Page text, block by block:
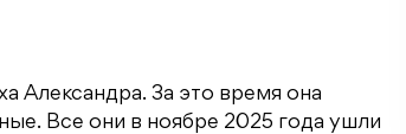
Александра. За это время она
Все они в ноябре 2025 года ушли